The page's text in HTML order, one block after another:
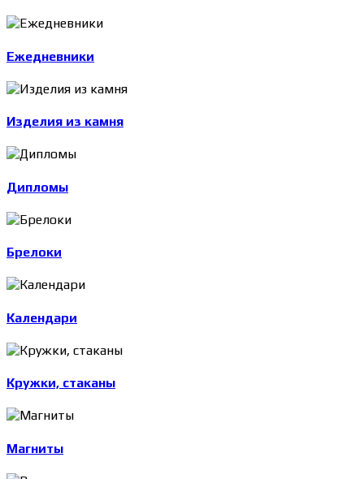
Ежедневники
Изделия из камня
Дипломы
Брелоки
Календари
Кружки, стаканы
Магниты